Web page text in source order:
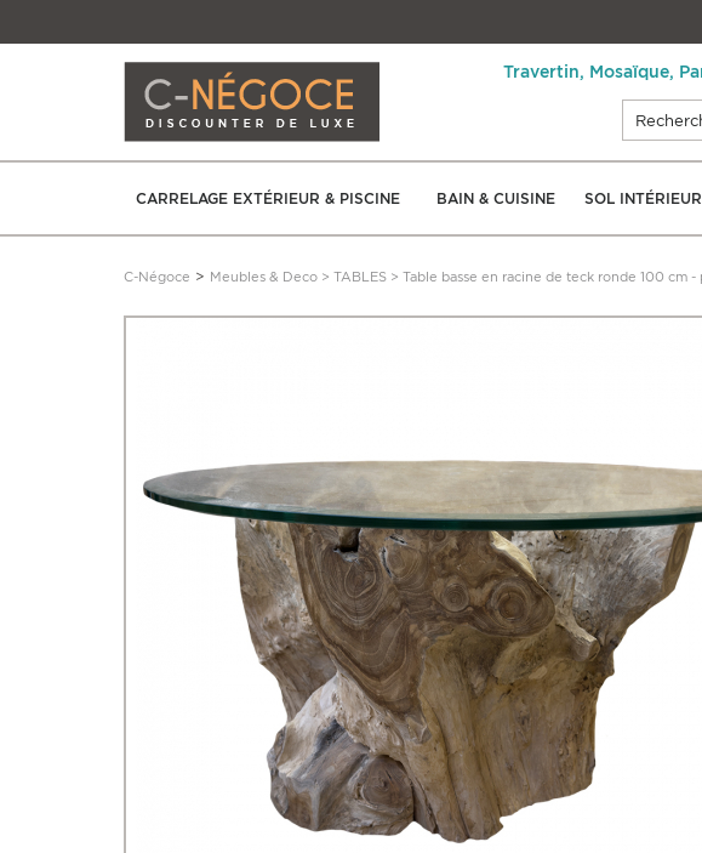
Travertin, Mosaïque,
CARRELAGE EXTÉRIEUR & PISCINE BAIN & CUISINE SOL
C-Négoce > Meubles & Deco > TABLES > Table basse en racine de teck ronde 100 cm